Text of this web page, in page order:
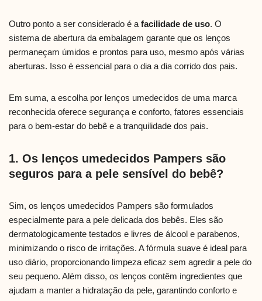
Outro ponto a ser considerado é a facilidade de uso. O
sistema de abertura da embalagem garante que os lenços
permaneçam úmidos e prontos para uso, mesmo após várias
aberturas. Isso é essencial para o dia a dia corrido dos pais.
Em suma, a escolha por lenços umedecidos de uma marca
reconhecida oferece segurança e conforto, fatores essenciais
para o bem-estar do bebê e a tranquilidade dos pais.
1. Os lenços umedecidos Pampers são
seguros para a pele sensível do bebê?
Sim, os lenços umedecidos Pampers são formulados
especialmente para a pele delicada dos bebês. Eles são
dermatologicamente testados e livres de álcool e parabenos,
minimizando o risco de irritações. A fórmula suave é ideal para
uso diário, proporcionando limpeza eficaz sem agredir a pele do
seu pequeno. Além disso, os lenços contêm ingredientes que
ajudam a manter a hidratação da pele, garantindo conforto e